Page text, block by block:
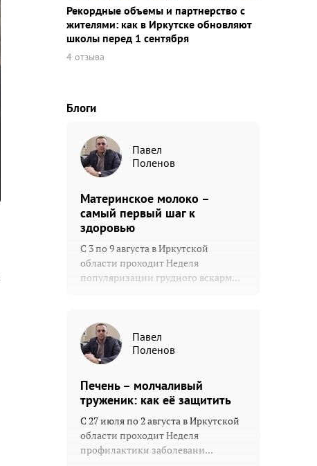
Рекордные объемы и партнерство с
жителями: как в Иркутске обновляют
школы перед 1 сентября
4 отзыва
Блоги
Павел
Поленов
Материнское молоко –
самый первый шаг к
здоровью
С 3 по 9 августа в Иркутской
области проходит Неделя
популяризации грудного вскарм...
Павел
Поленов
Печень – молчаливый
труженик: как её защитить
С 27 июля по 2 августа в Иркутской
области проходит Неделя
профилактики заболевани...